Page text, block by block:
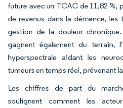
future avec un TCAC de 11,82 %,
de revenus dans la démence, les
gestion de la douleur
gagnent également du terrain,
hyperspectrale aidant les
tumeurs en temps réel, prévenant
Les chiffres de part du
soulignent comment les